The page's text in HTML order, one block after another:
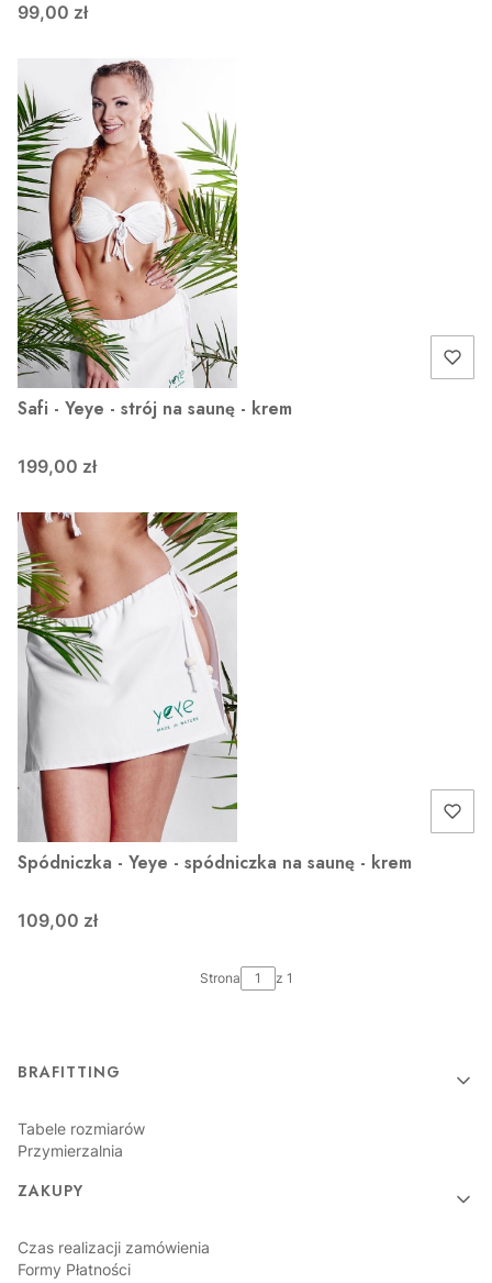
99,00 zł
Safi - Yeye - strój na saunę - krem
199,00 zł
Spódniczka - Yeye - spódniczka na saunę - krem
109,00 zł
Strona z 1
Linki w stopce
BRAFITTING
Tabele rozmiarów
Przymierzalnia
ZAKUPY
Czas realizacji zamówienia
Formy Płatności